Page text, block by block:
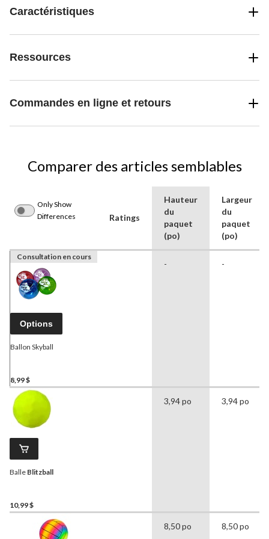
Caractéristiques
Ressources
Commandes en ligne et retours
Comparer des articles semblables
Only Show
Differences
Ratings
Hauteur
du
paquet
(po)
Largeur
du
paquet
(po)
Consultation en cours
Options
Ballon Skyball
8,99 $
- -
Balle Blitzball
10,99 $
3,94 po 3,94 po
8,50 po 8,50 po